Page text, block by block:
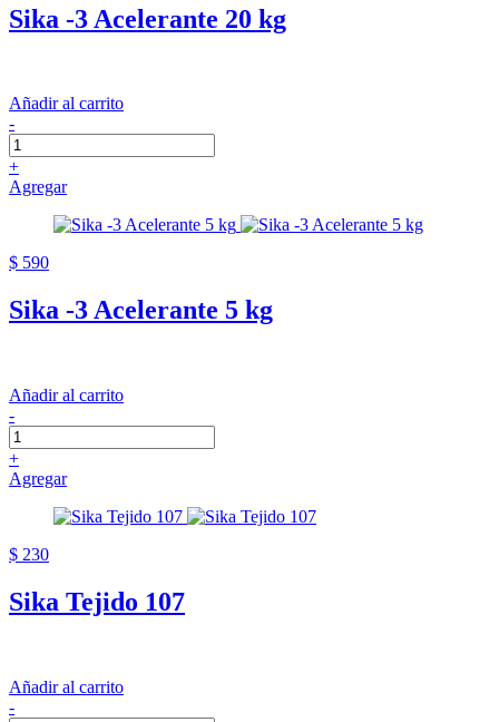
Sika -3 Acelerante 20 kg
Añadir al carrito
-
+
Agregar
$ 590
Sika -3 Acelerante 5 kg
Añadir al carrito
-
+
Agregar
$ 230
Sika Tejido 107
Añadir al carrito
-